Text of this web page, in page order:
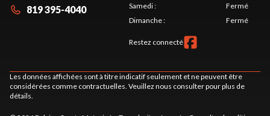
819 395-4040
Samedi:
Fermé
Dimanche: Fermé
Restez connecté
Les données affichées sont à titre indicatif seulement et ne peuvent être
considérées comme contractuelles. Veuillez nous consulter pour plus de
détails.